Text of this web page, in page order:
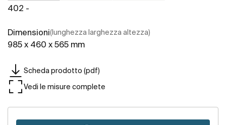
402 -
Dimensioni(lunghezza larghezza altezza)
985 x 460 x 565 mm
Scheda prodotto (pdf)
Vedi le misure complete